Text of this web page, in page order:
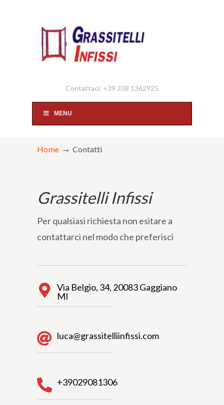
Contattaci: +39 338 1362925
MENU
Home → Contatti
Grassitelli Infissi
Per qualsiasi richiesta non esitare a
contattarci nel modo che preferisci
Via Belgio, 34, 20083 Gaggiano
MI
luca@grassitelliinfissi.com
+39029081306